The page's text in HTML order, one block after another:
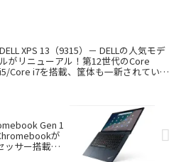
DELL XPS 13（9315）－ DELLの人気モデ
ルがリニューアル！第12世代のCore
i5/Core i7を搭載、筐体も一新されていま
Gen 1
が
ッサー搭載で